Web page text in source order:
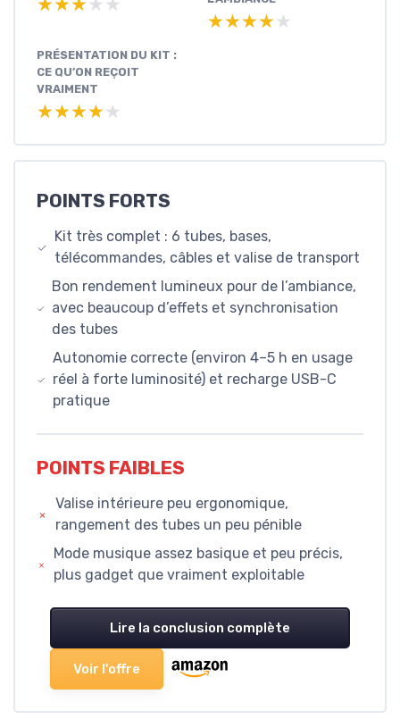
★★★★★
★★★★★
★★★★★
★★★★★
PRÉSENTATION DU KIT :
CE QU’ON REÇOIT
VRAIMENT
★★★★★
★★★★★
POINTS FORTS
Kit très complet : 6 tubes, bases,
télécommandes, câbles et valise de transport
Bon rendement lumineux pour de l’ambiance,
avec beaucoup d’effets et synchronisation
des tubes
Autonomie correcte (environ 4–5 h en usage
réel à forte luminosité) et recharge USB-C
pratique
POINTS FAIBLES
Valise intérieure peu ergonomique,
rangement des tubes un peu pénible
Mode musique assez basique et peu précis,
plus gadget que vraiment exploitable
Lire la conclusion complète
Voir l'offre